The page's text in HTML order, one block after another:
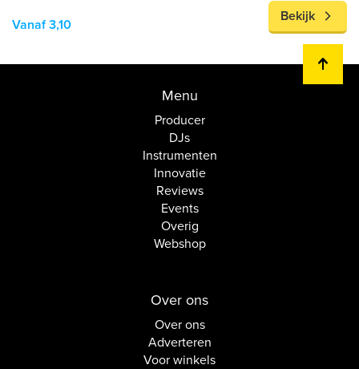
Vanaf 3,10
Bekijk
Menu
Producer
DJs
Instrumenten
Innovatie
Reviews
Events
Overig
Webshop
Over ons
Over ons
Adverteren
Voor winkels